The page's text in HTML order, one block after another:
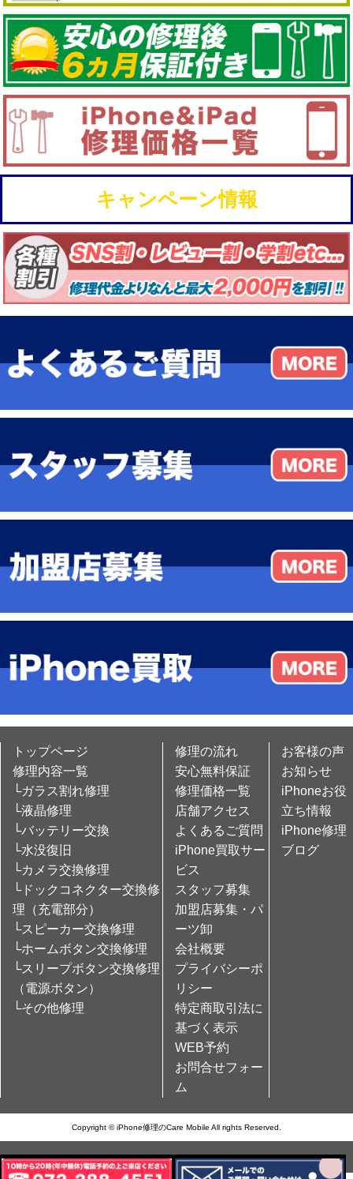
キャンペーン情報
トップページ
修理内容一覧
└ガラス割れ修理
└液晶修理
└バッテリー交換
└水没復旧
└カメラ交換修理
└ドックコネクター交換修
理（充電部分）
└スピーカー交換修理
└ホームボタン交換修理
└スリープボタン交換修理
（電源ボタン）
└その他修理
修理の流れ
安心無料保証
修理価格一覧
店舗アクセス
よくあるご質問
iPhone買取サー
ビス
スタッフ募集
加盟店募集・パ
ーツ卸
会社概要
プライバシーポ
リシー
特定商取引法に
基づく表示
WEB予約
お問合せフォー
ム
お客様の声
お知らせ
iPhoneお役
立ち情報
iPhone修理
ブログ
Copyright © iPhone修理のCare Mobile All rights Reserved.